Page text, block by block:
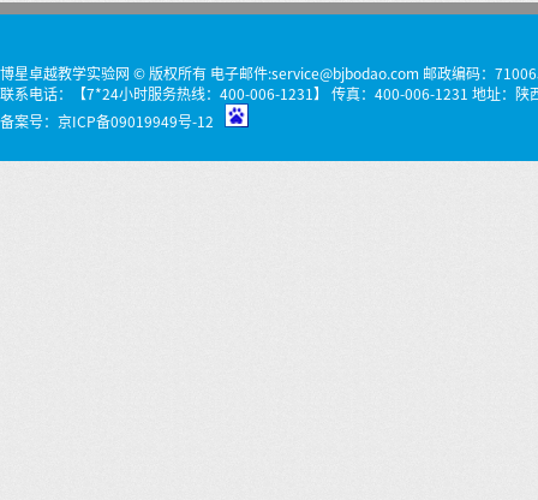
博星卓越教学实验网 © 版权所有 电子邮件:service@bjbodao.com 邮政编码：
联系电话：【7*24小时服务热线：400-006-1231】 传真：400-006-1231 地址：陕
备案号： 京ICP备09019949号-12